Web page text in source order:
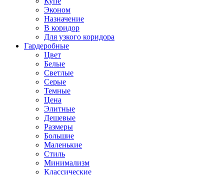
Эконом
Назначение
В коридор
Для узкого коридора
Гардеробные
Цвет
Белые
Светлые
Серые
Темные
Цена
Элитные
Дешевые
Размеры
Большие
Маленькие
Стиль
Минимализм
Классические